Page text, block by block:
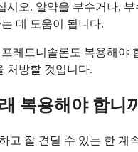
시오. 알약을 부수거나,
데 도움이 됩니다.
레드니솔론도 복용해
처방할 것입니다.
복용해야 합니
고 잘 견딜 수 있는 한